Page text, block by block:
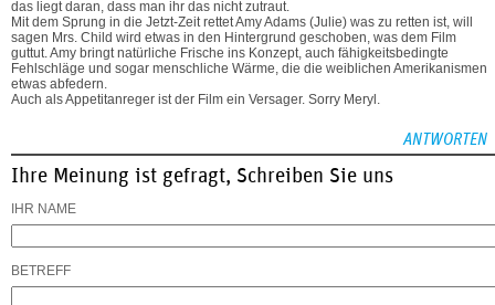
das liegt daran, dass man ihr das nicht zutraut.
Mit dem Sprung in die Jetzt-Zeit rettet Amy Adams (Julie) was zu retten ist, will
sagen Mrs. Child wird etwas in den Hintergrund geschoben, was dem Film
guttut. Amy bringt natürliche Frische ins Konzept, auch fähigkeitsbedingte
Fehlschläge und sogar menschliche Wärme, die die weiblichen Amerikanismen
etwas abfedern.
Auch als Appetitanreger ist der Film ein Versager. Sorry Meryl.
ANTWORTEN
Ihre Meinung ist gefragt, Schreiben Sie uns
IHR NAME
BETREFF